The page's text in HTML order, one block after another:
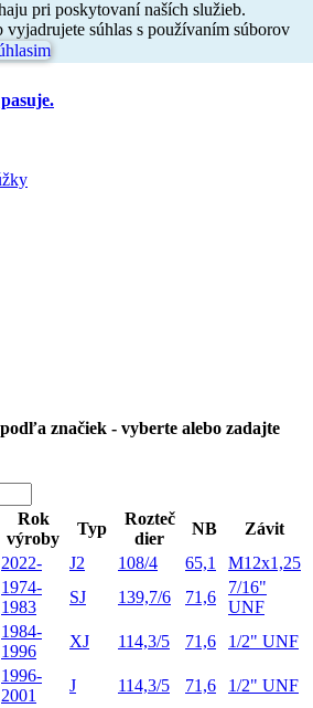
nám 047/4397722
značiek - vyberte alebo zadajte
Rok
výroby
Typ
Rozteč
dier
NB
Závit
2022- J2 108/4 65,1
M12x1,25
1974-
1983
SJ 139,7/6 71,6
7/16"
UNF
1984-
1996
XJ 114,3/5 71,6 1/2" UNF
1996-
2001
J 114,3/5 71,6 1/2" UNF
pri poskytovaní naších služieb.
vyjadrujete súhlas s používaním súborov